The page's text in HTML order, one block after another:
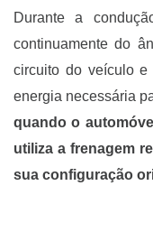
Durante a
continuamente do
circuito do veículo e
energia necessária
quando o
utiliza a frenagem
sua configuração